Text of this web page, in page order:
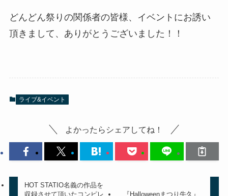
どんどん祭りの関係者の皆様、イベントにお誘い
頂きまして、ありがとうございました！！
ライブ&イベント
よかったらシェアしてね！
HOT STATIO名義の作品を
収録させて頂いたコンピレ
『Halloweenまつり牛久』